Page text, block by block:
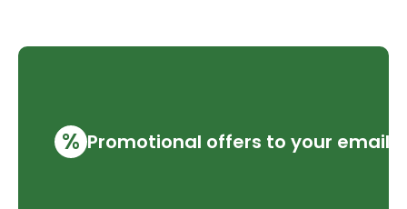
% Promotional offers to your email